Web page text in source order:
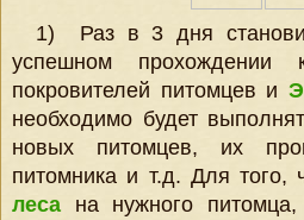
1) Раз в 3 дня
успешном прохождении
покровителей питомцев и
необходимо будет
новых питомцев, их
питомника и т.д. Для того,
леса на нужного